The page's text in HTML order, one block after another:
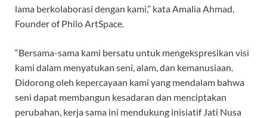
lama berkolaborasi dengan kami,” kata Amalia Ahmad,
Founder of Philo ArtSpace.
“Bersama-sama kami bersatu untuk mengekspresikan visi
kami dalam menyatukan seni, alam, dan kemanusiaan.
Didorong oleh kepercayaan kami yang mendalam bahwa
seni dapat membangun kesadaran dan menciptakan
perubahan, kerja sama ini mendukung inisiatif Jati Nusa